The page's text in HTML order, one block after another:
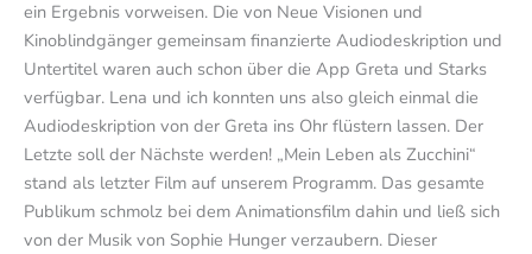
ein Ergebnis vorweisen. Die von Neue Visionen und
Kinoblindgänger gemeinsam finanzierte Audiodeskription und
Untertitel waren auch schon über die App Greta und Starks
verfügbar. Lena und ich konnten uns also gleich einmal die
Audiodeskription von der Greta ins Ohr flüstern lassen. Der
Letzte soll der Nächste werden! „Mein Leben als Zucchini“
stand als letzter Film auf unserem Programm. Das gesamte
Publikum schmolz bei dem Animationsfilm dahin und ließ sich
von der Musik von Sophie Hunger verzaubern. Dieser